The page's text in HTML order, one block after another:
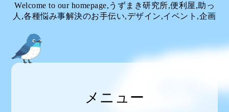
Welcome to our homepage,うずまき研究所,便利屋,助っ
人,各種悩み事解決のお手伝い,デザイン,イベント,企画
メニュー